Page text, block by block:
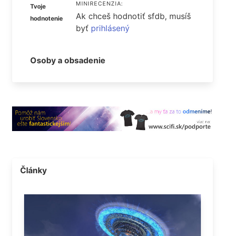
Tvoje
hodnotenie
MINIRECENZIA:
Ak chceš hodnotiť sfdb, musíš
byť prihlásený
Osoby a obsadenie
Články